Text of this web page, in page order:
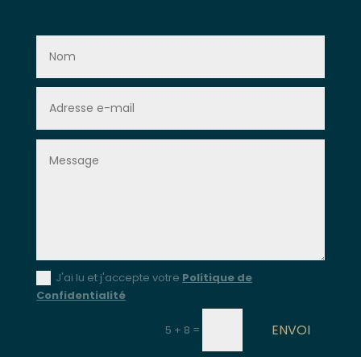
J'ai lu et j'accepte votre Politique de
Confidentialité
5 + 8 = ENVOI